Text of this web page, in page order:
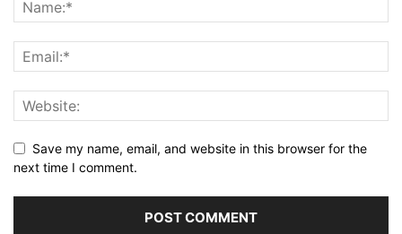
Save my name, email, and website in this browser for the
next time I comment.